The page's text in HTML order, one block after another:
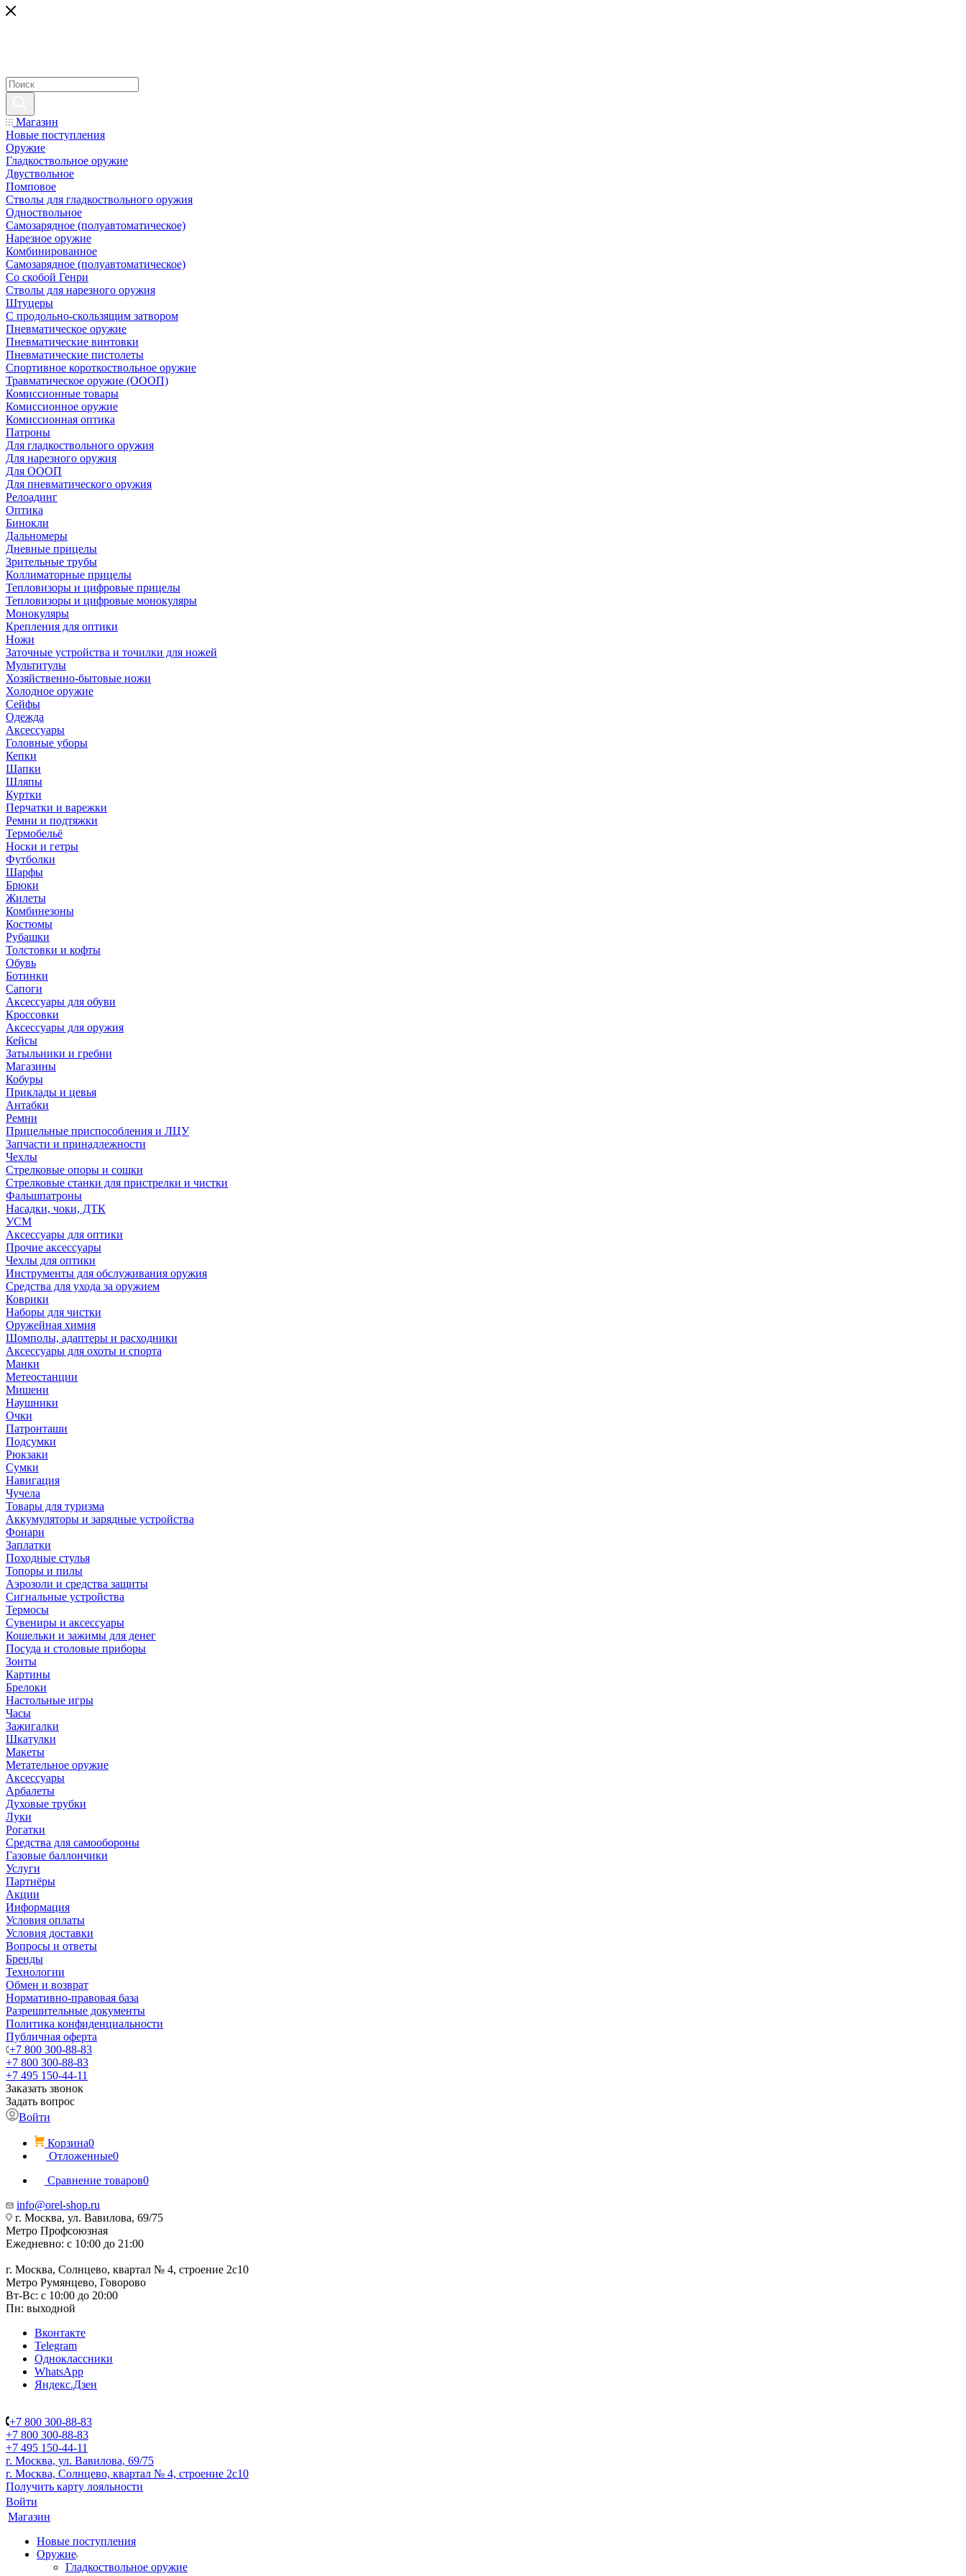
Магазин
Новые поступления
Оружие
Гладкоствольное оружие
Двуствольное
Помповое
Стволы для гладкоствольного оружия
Одноствольное
Самозарядное (полуавтоматическое)
Нарезное оружие
Комбинированное
Самозарядное (полуавтоматическое)
Со скобой Генри
Стволы для нарезного оружия
Штуцеры
С продольно-скользящим затвором
Пневматическое оружие
Пневматические винтовки
Пневматические пистолеты
Спортивное короткоствольное оружие
Травматическое оружие (ОООП)
Комиссионные товары
Комиссионное оружие
Комиссионная оптика
Патроны
Для гладкоствольного оружия
Для нарезного оружия
Для ОООП
Для пневматического оружия
Релоадинг
Оптика
Бинокли
Дальномеры
Дневные прицелы
Зрительные трубы
Коллиматорные прицелы
Тепловизоры и цифровые прицелы
Тепловизоры и цифровые монокуляры
Монокуляры
Крепления для оптики
Ножи
Заточные устройства и точилки для ножей
Мультитулы
Хозяйственно-бытовые ножи
Холодное оружие
Сейфы
Одежда
Аксессуары
Головные уборы
Кепки
Шапки
Шляпы
Куртки
Перчатки и варежки
Ремни и подтяжки
Термобельё
Носки и гетры
Футболки
Шарфы
Брюки
Жилеты
Комбинезоны
Костюмы
Рубашки
Толстовки и кофты
Обувь
Ботинки
Сапоги
Аксессуары для обуви
Кроссовки
Аксессуары для оружия
Кейсы
Затыльники и гребни
Магазины
Кобуры
Приклады и цевья
Антабки
Ремни
Прицельные приспособления и ЛЦУ
Запчасти и принадлежности
Чехлы
Стрелковые опоры и сошки
Стрелковые станки для пристрелки и чистки
Фальшпатроны
Насадки, чоки, ДТК
УСМ
Аксессуары для оптики
Прочие аксессуары
Чехлы для оптики
Инструменты для обслуживания оружия
Средства для ухода за оружием
Коврики
Наборы для чистки
Оружейная химия
Шомполы, адаптеры и расходники
Аксессуары для охоты и спорта
Манки
Метеостанции
Мишени
Наушники
Очки
Патронташи
Подсумки
Рюкзаки
Сумки
Навигация
Чучела
Товары для туризма
Аккумуляторы и зарядные устройства
Фонари
Заплатки
Походные стулья
Топоры и пилы
Аэрозоли и средства защиты
Сигнальные устройства
Термосы
Сувениры и аксессуары
Кошельки и зажимы для денег
Посуда и столовые приборы
Зонты
Картины
Брелоки
Настольные игры
Часы
Зажигалки
Шкатулки
Макеты
Метательное оружие
Аксессуары
Арбалеты
Духовые трубки
Луки
Рогатки
Средства для самообороны
Газовые баллончики
Услуги
Партнёры
Акции
Информация
Условия оплаты
Условия доставки
Вопросы и ответы
Бренды
Технологии
Обмен и возврат
Нормативно-правовая база
Разрешительные документы
Политика конфиденциальности
Публичная оферта
+7 800 300-88-83
+7 800 300-88-83
+7 495 150-44-11
Заказать звонок
Задать вопрос
Войти
Корзина0
Отложенные0
Сравнение товаров0
info@orel-shop.ru
г. Москва, ул. Вавилова, 69/75
Метро Профсоюзная
Ежедневно: с 10:00 до 21:00
г. Москва, Солнцево, квартал № 4, строение 2с10
Метро Румянцево, Говорово
Вт-Вс: с 10:00 до 20:00
Пн: выходной
Вконтакте
Telegram
Одноклассники
WhatsApp
Яндекс.Дзен
+7 800 300-88-83
+7 800 300-88-83
+7 495 150-44-11
г. Москва, ул. Вавилова, 69/75
г. Москва, Солнцево, квартал № 4, строение 2с10
Получить карту лояльности
Войти
Магазин
Новые поступления
Оружие
Гладкоствольное оружие